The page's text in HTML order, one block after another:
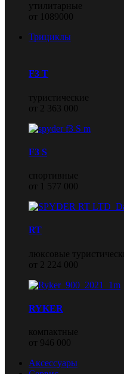
утилитарные
от 1089000
Трициклы
F3 T
туристические
от 2 363 000
F3 S
спортивные
от 1 577 000
RT
люксовые
от 2 224 000
RYKER
компактные
от 946 000
Аксессуары